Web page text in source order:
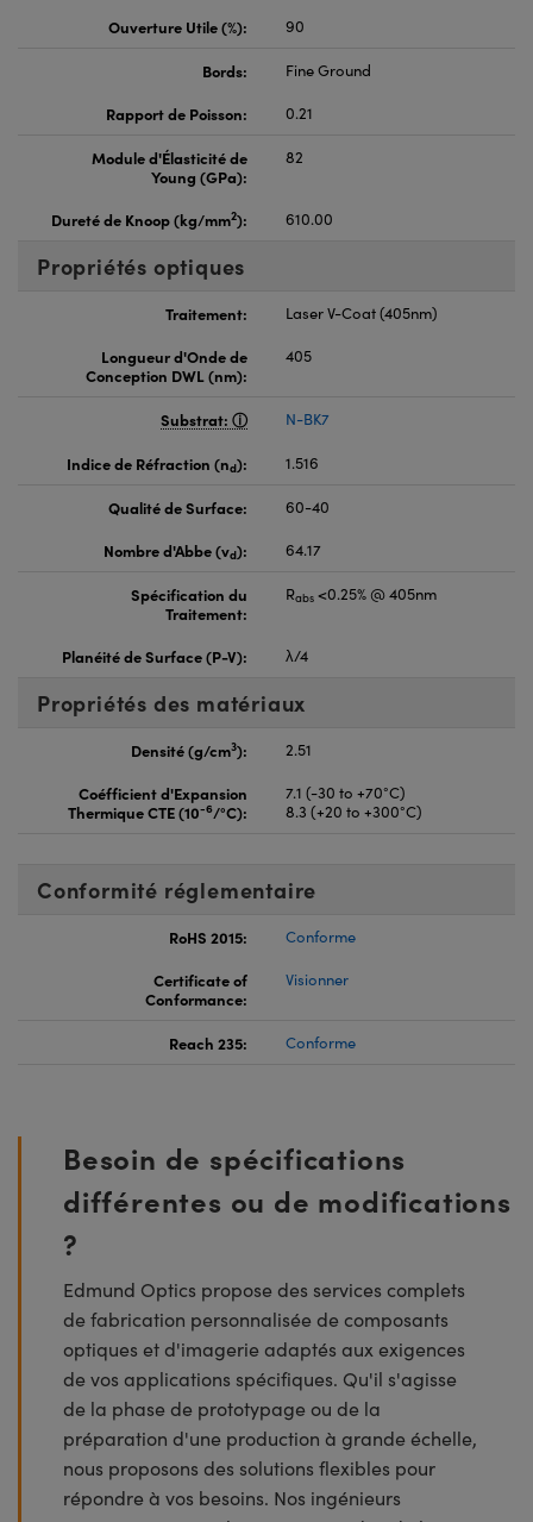
Ouverture Utile (%):
90
Bords:
Fine Ground
Rapport de Poisson:
0.21
Module d'Élasticité de
Young (GPa):
82
Dureté de Knoop (kg/mm2): 610.00
Propriétés optiques
Traitement:
Laser V-Coat (405nm)
Longueur d'Onde de
Conception DWL (nm):
405
Substrat: N-BK7
Indice de Réfraction (nd): 1.516
Qualité de Surface:
60-40
Nombre d'Abbe (vd): 64.17
Spécification du
Traitement:
Rabs <0.25% @ 405nm
Planéité de Surface (P-V): λ/4
Propriétés des matériaux
Densité (g/cm3):
2.51
Coéfficient d'Expansion
Thermique CTE (10-6/°C):
7.1 (-30 to +70°C)
8.3 (+20 to +300°C)
Conformité réglementaire
RoHS 2015:
Conforme
Certificate of
Conformance:
Visionner
Reach 235: Conforme
Besoin de spécifications
différentes ou de modifications
?
Edmund Optics propose des services complets
de fabrication personnalisée de composants
optiques et d'imagerie adaptés aux exigences
de vos applications spécifiques. Qu'il s'agisse
de la phase de prototypage ou de la
préparation d'une production à grande échelle,
nous proposons des solutions flexibles pour
répondre à vos besoins. Nos ingénieurs